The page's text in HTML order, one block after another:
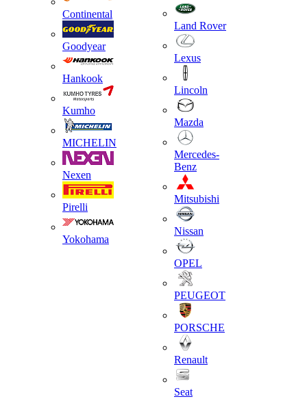
Continental
Goodyear
Hankook
Kumho
MICHELIN
Nexen
Pirelli
Yokohama
Land Rover
Lexus
Lincoln
Mazda
Mercedes-
Benz
Mitsubishi
Nissan
OPEL
PEUGEOT
PORSCHE
Renault
Seat